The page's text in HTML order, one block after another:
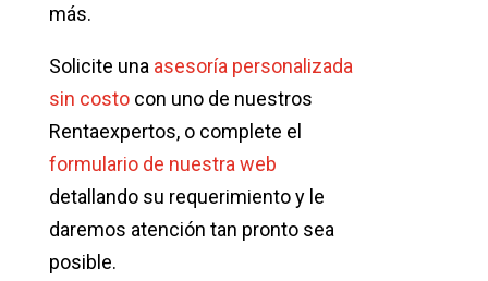
más.
Solicite una asesoría personalizada
sin costocon uno de nuestros
Rentaexpertos, o complete el
formulario de nuestra web
detallando su requerimiento y le
daremos atención tan pronto sea
posible.